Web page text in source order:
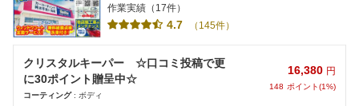
作業実績（17件）
4.7 （145件）
クリスタルキーパー ☆口コミ投稿で更
に30ポイント贈呈中☆
コーティング: ボディ
16,380 円
148 ポイント(1%)